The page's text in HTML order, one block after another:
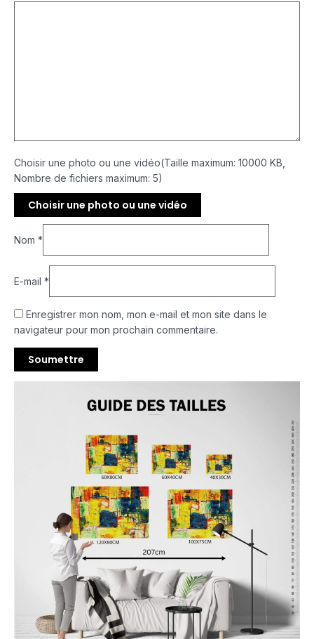
Choisir une photo ou une vidéo(Taille maximum: 10000 KB,
Nombre de fichiers maximum: 5)
Choisir une photo ou une vidéo
Nom *
E-mail *
Enregistrer mon nom, mon e-mail et mon site dans le
navigateur pour mon prochain commentaire.